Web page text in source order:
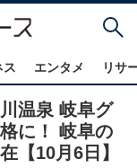
ス エンタメ リサ
温泉 岐阜グ
に！ 岐阜の
【10月6日】